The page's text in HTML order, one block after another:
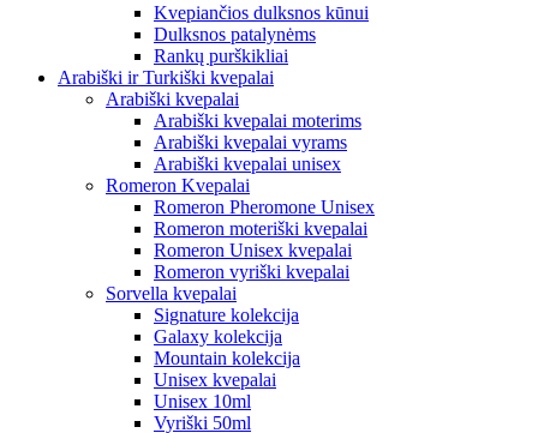
Kvepiančios dulksnos kūnui
Dulksnos patalynėms
Rankų purškikliai
Arabiški ir Turkiški kvepalai
Arabiški kvepalai
Arabiški kvepalai moterims
Arabiški kvepalai vyrams
Arabiški kvepalai unisex
Romeron Kvepalai
Romeron Pheromone Unisex
Romeron moteriški kvepalai
Romeron Unisex kvepalai
Romeron vyriški kvepalai
Sorvella kvepalai
Signature kolekcija
Galaxy kolekcija
Mountain kolekcija
Unisex kvepalai
Unisex 10ml
Vyriški 50ml